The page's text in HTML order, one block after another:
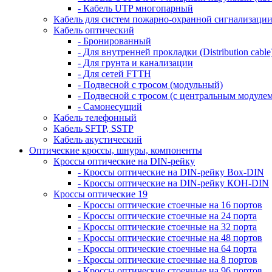
- Кабель UTP многопарный
Кабель для систем пожарно-охранной сигнализации
Кабель оптический
- Бронированный
- Для внутренней прокладки (Distribution
- Для грунта и канализации
- Для сетей FTTH
- Подвесной с тросом (модульный)
- Подвесной с тросом (с центральным
- Самонесущий
Кабель телефонный
Кабель SFTP, SSTP
Кабель акустический
Оптические кроссы, шнуры, компоненты
Кроссы оптические на DIN-рейку
- Кроссы оптические на DIN-рейку Box-DIN
- Кроссы оптические на DIN-рейку КОН-DIN
Кроссы оптические 19
- Кроссы оптические стоечные на 16 портов
- Кроссы оптические стоечные на 24 порта
- Кроссы оптические стоечные на 32 порта
- Кроссы оптические стоечные на 48 портов
- Кроссы оптические стоечные на 64 порта
- Кроссы оптические стоечные на 8 портов